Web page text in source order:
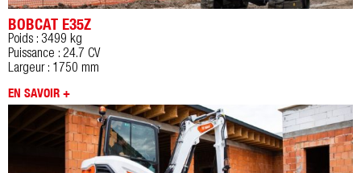
BOBCAT E35Z
Poids : 3499 kg
Puissance : 24.7 CV
Largeur : 1750 mm
EN SAVOIR +